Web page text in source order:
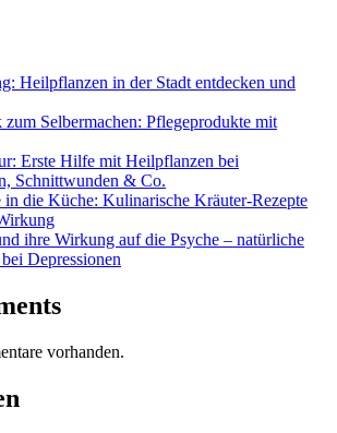
Heilpflanzen in der Stadt entdecken und
Selbermachen: Pflegeprodukte mit
Erste Hilfe mit Heilpflanzen bei
Schnittwunden & Co.
in die Küche: Kulinarische Kräuter-Rezepte
ihre Wirkung auf die Psyche – natürliche
Depressionen
vorhanden.